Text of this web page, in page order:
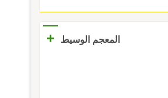
المعجم الوسيط +